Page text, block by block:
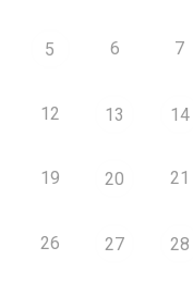
5 6 7
12 13 14
19 20 21
26 27 28